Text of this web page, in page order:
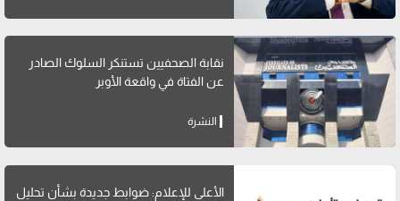
نقابة الصحفيين تستنكر السلوك الصادر
عن الفتاة في واقعة الأوبر
النشرة
الأعلى للإعلام: ضوابط جديدة بشأن تحليل